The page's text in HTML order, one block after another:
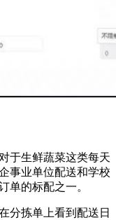
于生鲜蔬菜这类每天
事业单位配送和学校
单的标配之一。
分拣单上看到配送日